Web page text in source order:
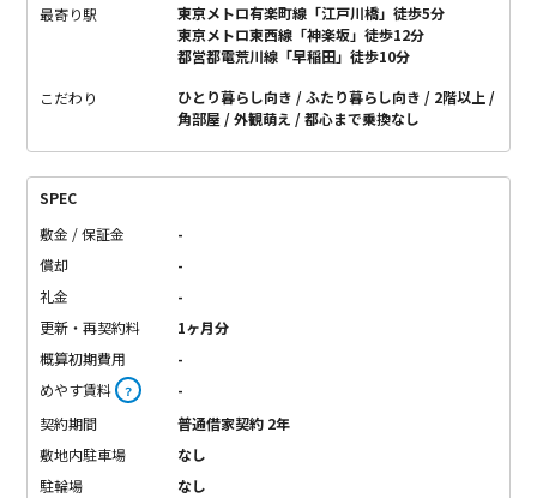
最寄り駅
東京メトロ有楽町線「江戸川橋」徒歩5分
東京メトロ東西線「神楽坂」徒歩12分
都営都電荒川線「早稲田」徒歩10分
こだわり ひとり暮らし向き ふたり暮らし向き
2階以上
角部屋
外観萌え 都心まで乗換なし
SPEC
敷金 / 保証金
-
償却
-
礼金
-
更新・再契約料
1ヶ月分
概算初期費用
-
めやす賃料 ？
-
契約期間
普通借家契約 2年
敷地内駐車場
なし
駐輪場
なし